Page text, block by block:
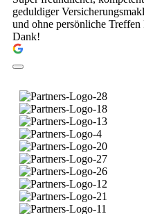
geduldiger
und ohne persönliche
Dank!